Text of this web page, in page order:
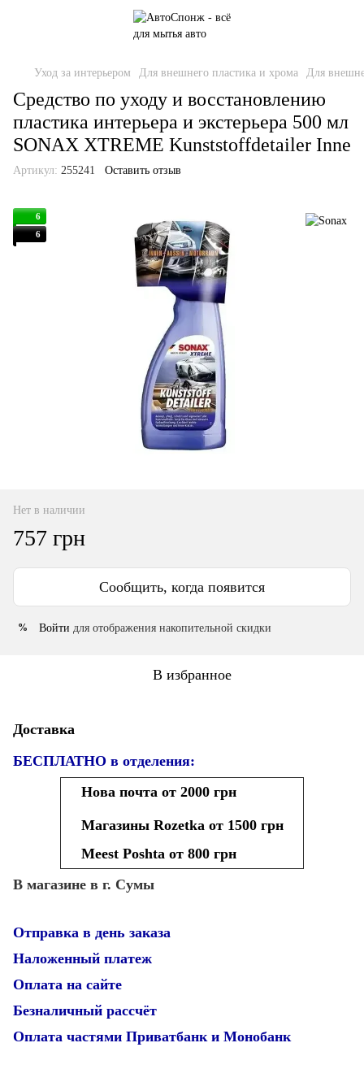
Уход за интерьером Для внешнего пластика и хрома Для
Средство по уходу и восстановлению
пластика интерьера и экстерьера 500 мл
SONAX XTREME Kunststoffdetailer Inne
Артикул: 255241 Оставить отзыв
6
6
Нет в наличии
757 грн
Сообщить, когда появится
% Войти для отображения накопительной скидки
В избранное
Доставка
БЕСПЛАТНО в отделения:
Нова почта от 2000 грн
Магазины Rozetka от 1500 грн
Meest Poshta от 800 грн
В магазине в г. Сумы
Отправка в день заказа
Наложенный платеж
Оплата на сайте
Безналичный рассчёт
Оплата частями Приватбанк и Монобанк